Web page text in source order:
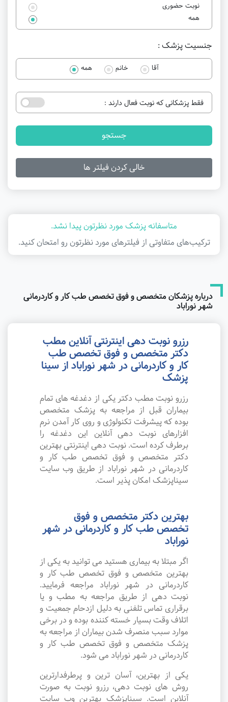
نوبت حضوری
همه
جنسیت پزشک :
آقا خانم همه
فقط پزشکانی که نوبت فعال دارند :
جستجو
خالی کردن فیلتر ها
متاسفانه پزشک مورد نظرتون پیدا نشد.
ترکیب‌های متفاوتی از فیلتر‌های مورد نظرتون رو امتحان کنید.
درباره پزشکان متخصص و فوق تخصص طب کار و کاردرمانی
شهر نوراباد
رزرو نوبت دهی اینترنتی آنلاین مطب
دکتر متخصص و فوق تخصص طب
کار و کاردرمانی در شهر نوراباد از سینا
پزشک
رزرو نوبت مطب دکتر یکی از دغدغه های تمام
بیماران قبل از مراجعه به پزشک متخصص
بوده که پیشرفت تکنولوژی و روی کار آمدن نرم
افزارهای نوبت دهی آنلاین این دغدغه را
برطرف کرده است. نوبت دهی اینترنتی بهترین
دکتر متخصص و فوق تخصص طب کار و
کاردرمانی در شهر نوراباد از طریق وب سایت
سیناپزشک امکان پذیر است.
بهترین دکتر متخصص و فوق
تخصص طب کار و کاردرمانی در شهر
نوراباد
اگر مبتلا به بیماری هستید می توانید به یکی از
بهترین متخصص و فوق تخصص طب کار و
کاردرمانی در شهر نوراباد مراجعه فرمایید.
نوبت دهی از طریق مراجعه به مطب و یا
برقراری تماس تلفنی به دلیل ازدحام جمعیت و
اتلاف وقت بسیار خسته کننده بوده و در برخی
موارد سبب منصرف شدن بیماران از مراجعه به
پزشک متخصص و فوق تخصص طب کار و
کاردرمانی در شهر نوراباد می شود.
یکی از بهترین، آسان ترین و پرطرفدارترین
روش های نوبت دهی، رزرو نوبت به صورت
آنلاین است. سیناپزشک بهترین وب سایت